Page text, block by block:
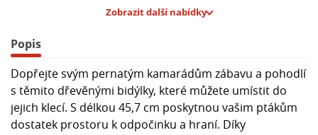
Zobrazit další nabídky
Popis
Dopřejte svým pernatým kamarádům zábavu a pohodlí
s těmito dřevěnými bidýlky, které můžete umístit do
jejich klecí. S délkou 45,7 cm poskytnou vašim ptákům
dostatek prostoru k odpočinku a hraní. Díky